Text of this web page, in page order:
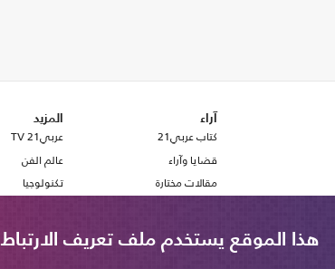
آراء
كتاب عربي21
قضايا وآراء
مقالات مختارة
استطلاع رأي
المزيد
عربي21 TV
عالم الفن
تكنولوجيا
هذا الموقع يستخدم ملف تعريف الارتباط Cookie